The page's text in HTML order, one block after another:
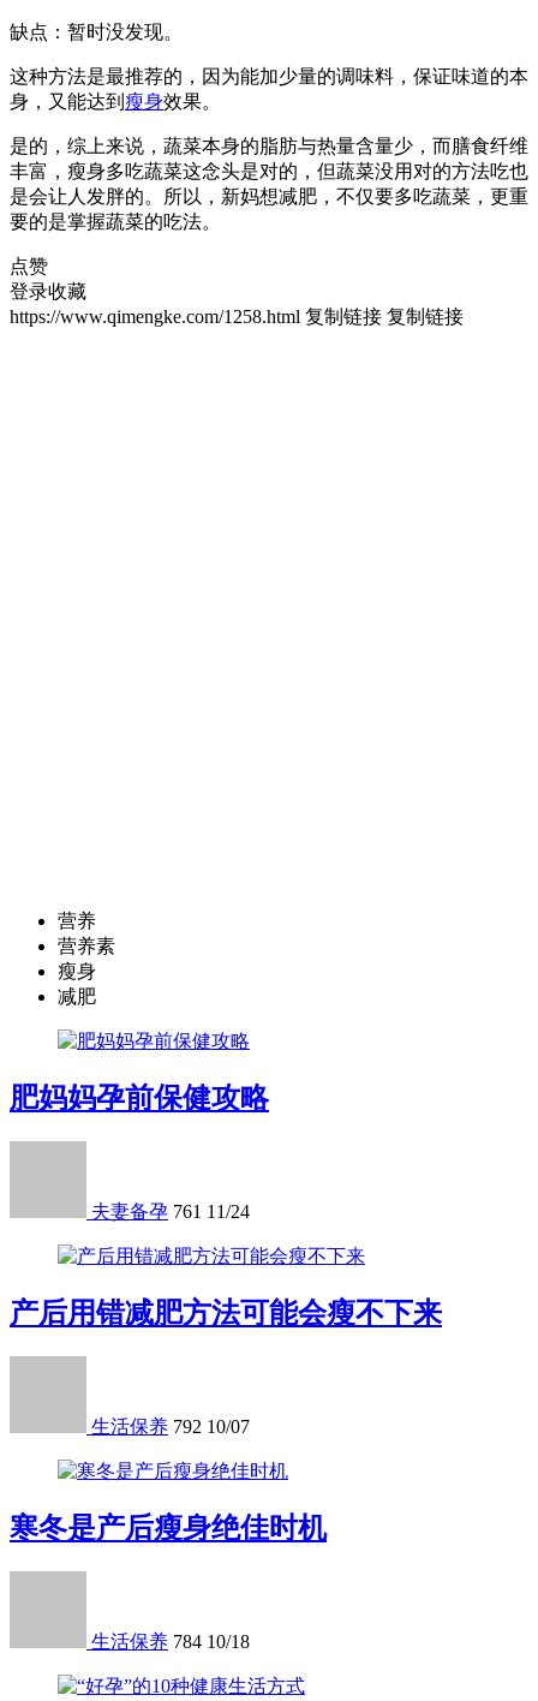
缺点：暂时没发现。
这种方法是最推荐的，因为能加少量的调味料，保证味道的本
身，又能达到 瘦身效果。
是的，综上来说，蔬菜本身的脂肪与热量含量少，而膳食纤维
丰富，瘦身多吃蔬菜这念头是对的，但蔬菜没用对的方法吃也
是会让人发胖的。所以，新妈想减肥，不仅要多吃蔬菜，更重
要的是掌握蔬菜的吃法。
点赞
登录收藏
https://www.qimengke.com/1258.html 复制链接 复制链接
营养
营养素
瘦身
减肥
肥妈妈孕前保健攻略
夫妻备孕 761 11/24
产后用错减肥方法可能会瘦不下来
生活保养 792 10/07
寒冬是产后瘦身绝佳时机
生活保养 784 10/18